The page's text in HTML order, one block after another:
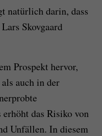
natürlich darin, dass
Skovgaard
Prospekt hervor,
auch in der
das Risiko von
Unfällen. In diesem